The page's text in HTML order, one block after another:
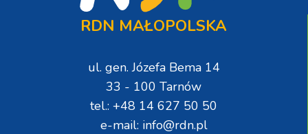
RDN MAŁOPOLSKA
ul. gen. Józefa Bema 14
33 - 100 Tarnów
tel.: +48 14 627 50 50
e-mail: info@rdn.pl